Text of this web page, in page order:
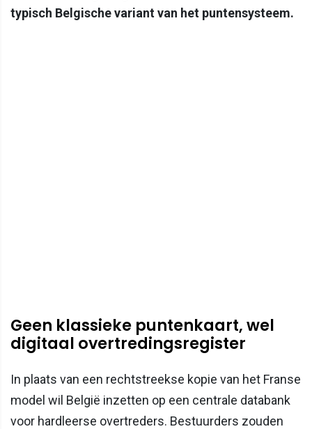
typisch Belgische variant van het puntensysteem.
Geen klassieke puntenkaart, wel
digitaal overtredingsregister
In plaats van een rechtstreekse kopie van het Franse
model wil België inzetten op een centrale databank
voor hardleerse overtreders. Bestuurders zouden